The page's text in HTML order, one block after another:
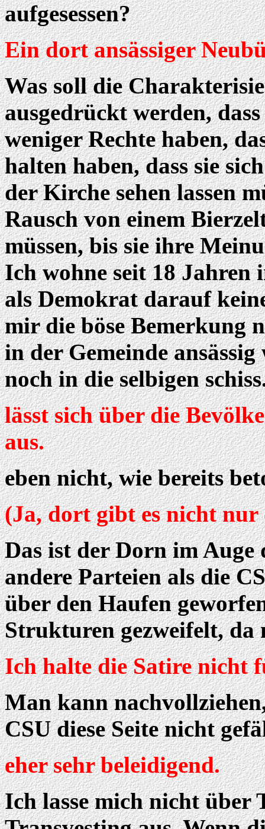
aufgesessen?
Ein dort ansässiger
Was soll die
ausgedrückt werden,
weniger Rechte haben,
halten haben, dass sie
der Kirche sehen lassen
Rausch von einem
müssen, bis sie ihre
Ich wohne seit 18 Jahren
als Demokrat darauf
mir die böse Bemerkung
in der Gemeinde
noch in die selbigen
lässt sich über die
aus.
eben nicht, wie bereits
(Ja, dort gibt es nicht nur
Das ist der Dorn im Auge
andere Parteien als die
über den Haufen
Strukturen gezweifelt, da
Ich halte die Satire nicht
Man kann
CSU diese Seite nicht
eher sehr beleidigend.
Ich lasse mich nicht über